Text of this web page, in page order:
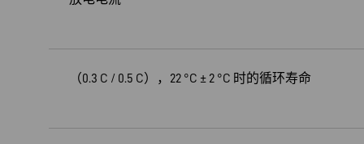
（0.3 C / 0.5 C），22 °C ± 2 °C 时的循环寿命